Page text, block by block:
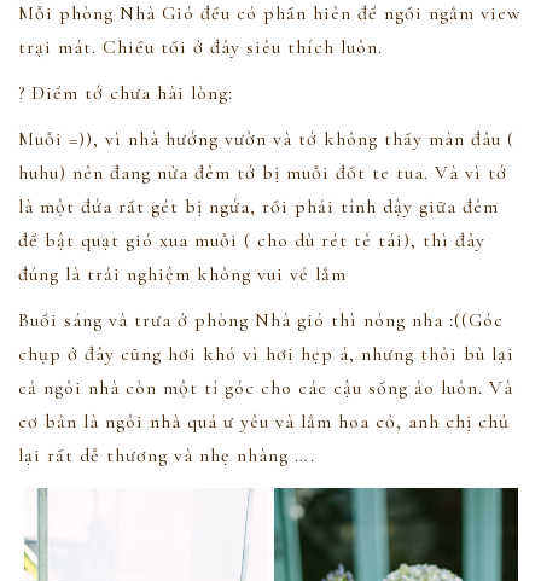
Mỗi phòng Nhà Gió đều có phần hiên để ngồi ngắm view
trại mát. Chiều tối ở đây siêu thích luôn.
? Điểm tớ chưa hài lòng:
Muỗi =)), vì nhà hướng vườn và tớ không thấy màn đâu (
huhu) nên đang nửa đêm tớ bị muỗi đốt te tua. Và vì tớ
là một đứa rất gét bị ngứa, rồi phải tỉnh dậy giữa đêm
để bật quạt gió xua muỗi ( cho dù rét tê tái), thì đây
đúng là trải nghiệm không vui vẻ lắm
Buổi sáng và trưa ở phòng Nhà gió thì nóng nha :((Góc
chụp ở đây cũng hơi khó vì hơi hẹp á, nhưng thôi bù lại
cả ngôi nhà còn một tỉ góc cho các cậu sống ảo luôn. Và
cơ bản là ngôi nhà quá ư yêu và lắm hoa cỏ, anh chị chủ
lại rất dễ thương và nhẹ nhàng ….